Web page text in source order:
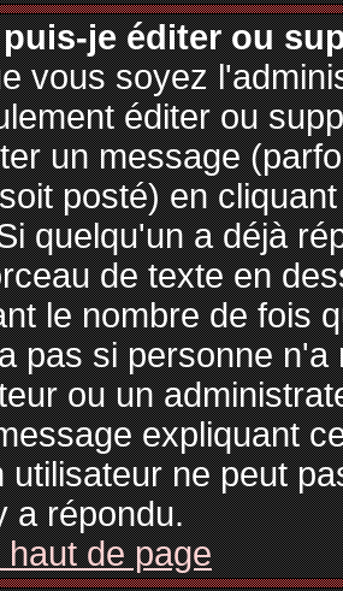
je éditer ou
vous soyez
éditer ou
un message
posté) en
quelqu'un a déjà
de texte en
le nombre de fois
pas si personne
ou un
expliquant
utilisateur ne peut
a répondu.
de page